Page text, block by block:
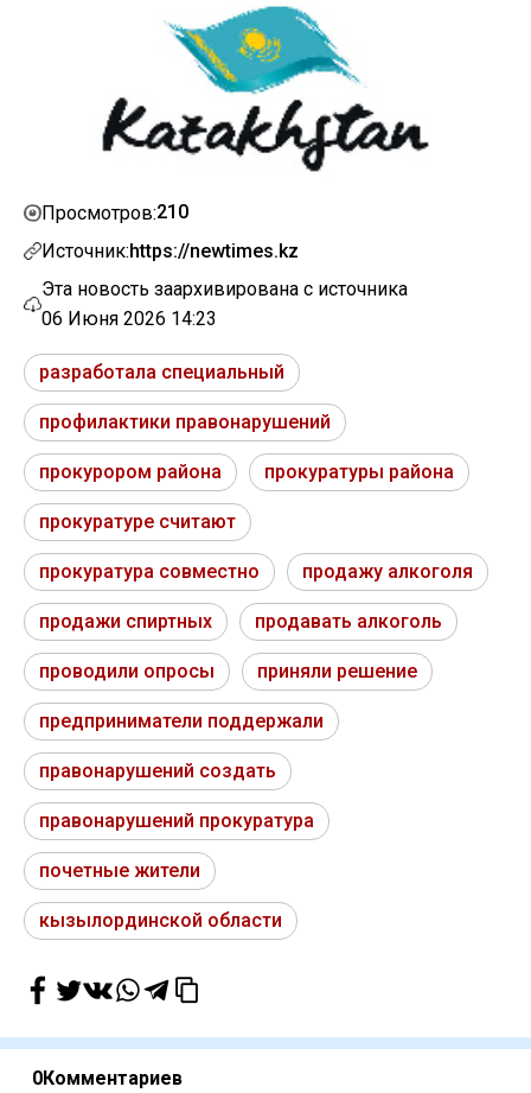
Просмотров:210
Источник:https://newtimes.kz
Эта новость заархивирована с источника
06 Июня 2026 14:23
разработала специальный
профилактики правонарушений
прокурором района прокуратуры района
прокуратуре считают
прокуратура совместно продажу алкоголя
продажи спиртных продавать алкоголь
проводили опросы приняли решение
предприниматели поддержали
правонарушений создать
правонарушений прокуратура
почетные жители
кызылординской области
0Комментариев